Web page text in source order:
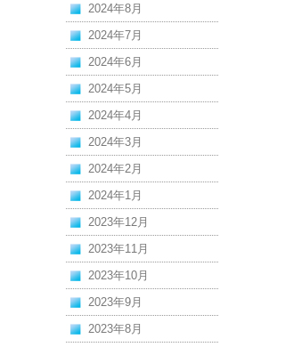
2024年8月
2024年7月
2024年6月
2024年5月
2024年4月
2024年3月
2024年2月
2024年1月
2023年12月
2023年11月
2023年10月
2023年9月
2023年8月